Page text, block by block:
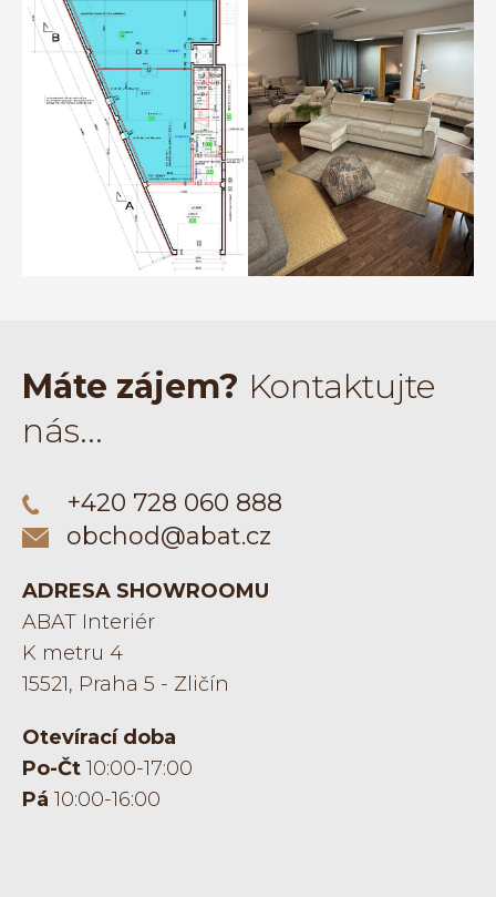
Máte zájem? Kontaktujte
nás...
+420 728 060 888
obchod@abat.cz
ADRESA SHOWROOMU
ABAT Interiér
K metru 4
15521, Praha 5 - Zličín
Otevírací doba
Po-Čt 10:00-17:00
Pá 10:00-16:00